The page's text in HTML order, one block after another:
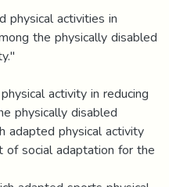
activities in
the physically disabled
activity in reducing
physically disabled
physical activity
social adaptation for the